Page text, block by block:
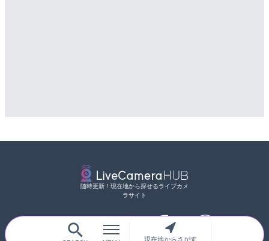
現在地からさがす
随時更新！現在地から探せるライブカメ
ラサイト